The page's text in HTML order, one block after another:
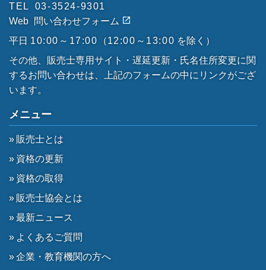
TEL
03-3524-9301
Web
問い合わせフォーム
平日 10:00～17:00 （12:00～13:00 を除く）
その他、販売士専用サイト・遅延更新・氏名住所変更に関
するお問い合わせは、上記のフォームの中にリンクがござ
います。
メニュー
販売士とは
資格の更新
資格の取得
販売士協会とは
最新ニュース
よくあるご質問
企業・教育機関の方へ